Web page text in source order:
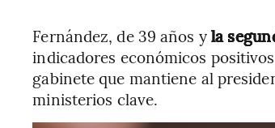
Fernández, de 39 años yla
indicadores económicos
gabinete que mantiene al
ministerios clave.